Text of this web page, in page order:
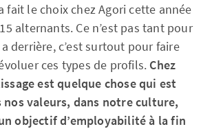
fait le choix chez Agori cette année
alternants. Ce n’est pas tant pour
derrière, c’est surtout pour faire
ces types de profils. Chez
est quelque chose qui est
nos valeurs, dans notre culture,
objectif d’employabilité à la fin